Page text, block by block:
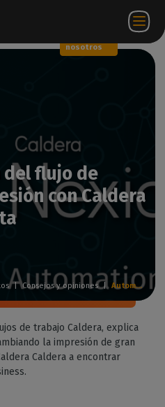
nosotros
ES
flujo de
con Caldera
| Consejos y opiniones | Automatización del flujo de trabajo de impresión con Caldera Nexio - Entrevista
de trabajo Caldera, explica
la impresión de gran
Caldera a encontrar